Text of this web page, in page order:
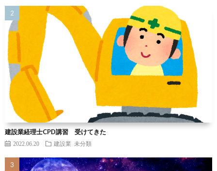
建設業経理士CPD講習 受けてきた
2022.06.20 建設業 未分類